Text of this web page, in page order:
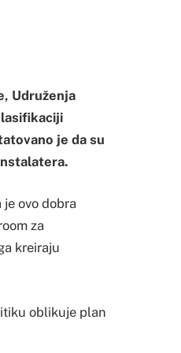
Udruženja
je da su
ovo dobra
za
kreiraju
oblikuje plan